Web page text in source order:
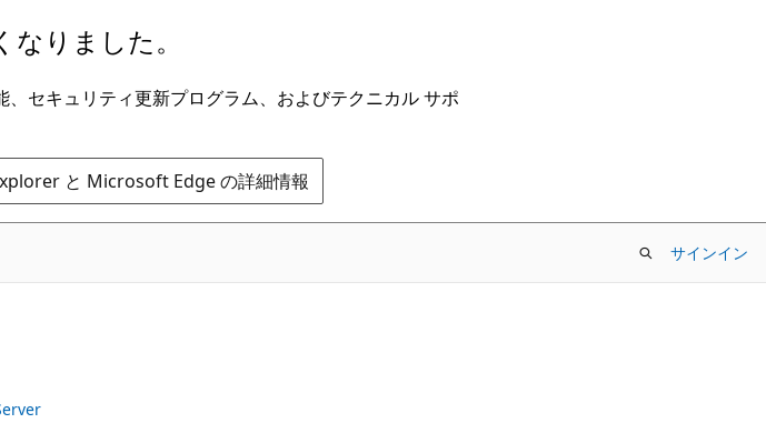
りました。
セキュリティ更新プログラム、およびテクニカル サポ
と Microsoft Edge の詳細情報
サインイン